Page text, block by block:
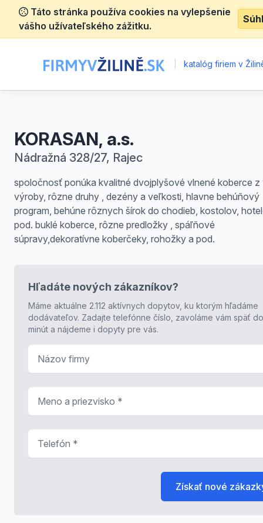
Táto stránka používa cookies na vylepšenie
vášho užívateľského zážitku.
katalóg firiem v
KORASAN, a.s.
Nádražná 328/27, Rajec
spoločnosť ponúka kvalitné dvojplyšové vlnené koberce z
výroby, rôzne druhy , dezény a veľkosti, hlavne behúňový
program, behúne rôznych šírok do chodieb, kostolov,
pod. buklé koberce, rôzne predložky , spáľňové
súpravy,dekoratívne koberčeky, rohožky a pod.
Hľadáte nových zákazníkov?
Máme aktuálne 2.112 aktívnych dopytov, ku ktorým hľadáme
dodávateľov. Zadajte telefónne číslo, zavoláme vám späť
minút a nájdeme i dopyty pre vás.
Získať nové